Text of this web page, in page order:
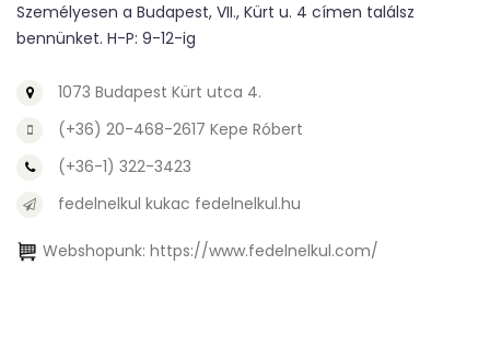
Személyesen a Budapest, VII., Kürt u. 4 címen találsz
bennünket. H-P: 9-12-ig
1073 Budapest Kürt utca 4.
(+36) 20-468-2617 Kepe Róbert
(+36-1) 322-3423
fedelnelkul kukac fedelnelkul.hu
Webshopunk: https://www.fedelnelkul.com/